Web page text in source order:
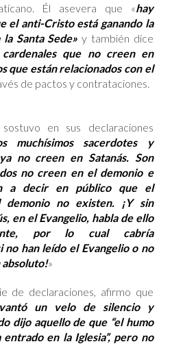
Él asevera que «hay
el anti-Cristo está ganando la
Santa Sede» y también dice
que no creen en
que están relacionados con el
de pactos y contrataciones.
en sus declaraciones
muchísimos sacerdotes y
no creen en Satanás. Son
no creen en el demonio e
a decir en público que el
no existen. ¡Y sin
en el Evangelio, habla de ello
por lo cual cabría
no han leído el Evangelio o no
absoluto!»
de declaraciones, afirmo que
un velo de silencio y
dijo aquello de que “el humo
entrado en la Iglesia”, pero no